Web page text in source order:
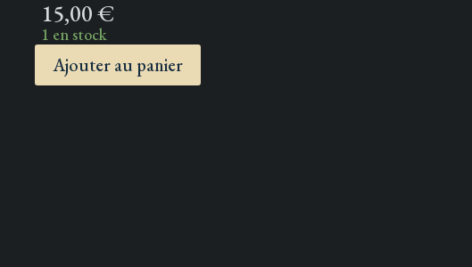
15,00€
1 en stock
quantitéAjouter au panier